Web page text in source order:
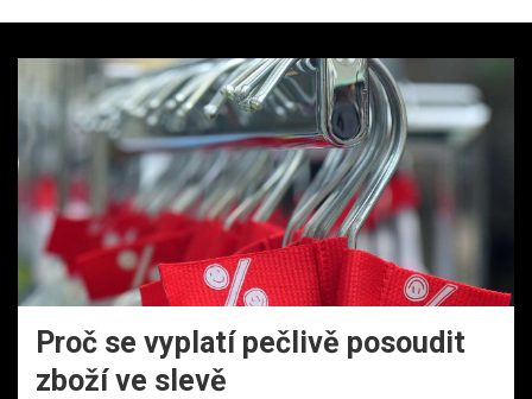
Proč se vyplatí pečlivě posoudit
zboží ve slevě